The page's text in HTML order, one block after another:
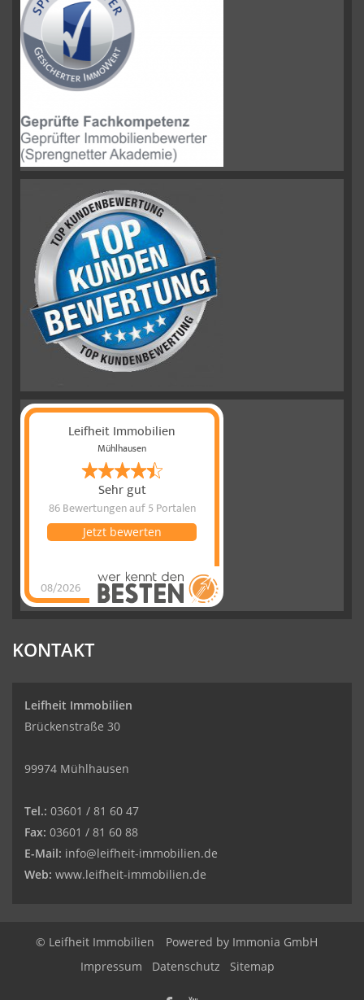
Leifheit Immobilien
Mühlhausen
Sehr gut
86 Bewertungenauf 5 Portalen
08/2026
Jetzt bewerten
Leifheit
Immobilienhat
KONTAKT
Leifheit Immobilien
Brückenstraße 30
99974 Mühlhausen
Tel.: 03601 / 81 60 47
Fax: 03601 / 81 60 88
E-Mail: info@leifheit-immobilien.de
Web: www.leifheit-immobilien.de
© Leifheit Immobilien Powered by Immonia GmbH
Impressum
Datenschutz Sitemap